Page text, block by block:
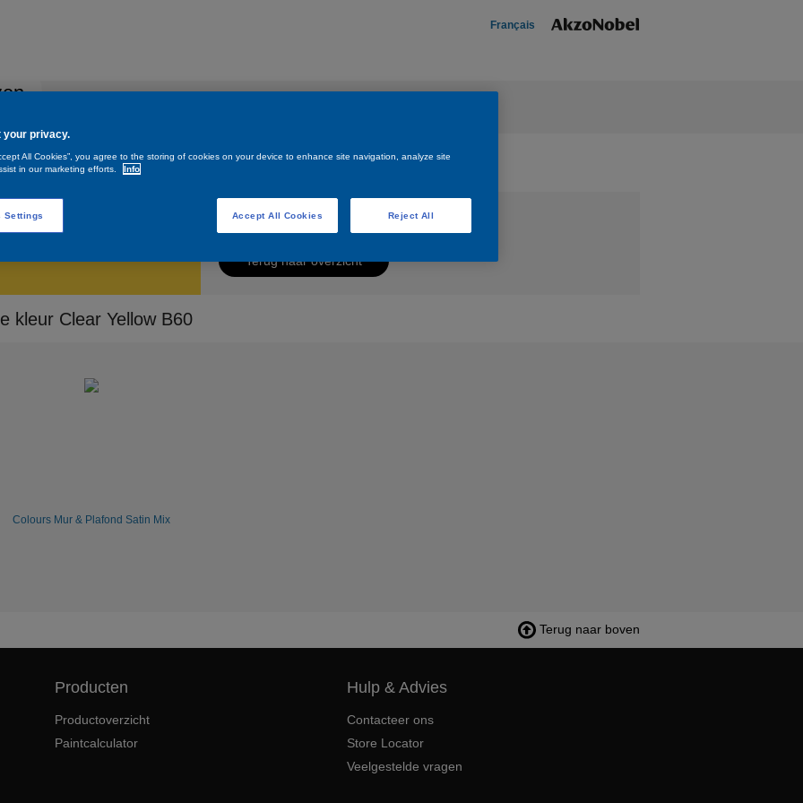
Français
Yellow B60
Clear Yellow B60
Terug naar overzicht
kleur Clear Yellow B60
Colours Mur & Plafond Satin Mix
Terug naar boven
Producten
Productoverzicht
Paintcalculator
Hulp & Advies
Contacteer ons
Store Locator
Veelgestelde vragen
your privacy.
All Cookies”, you agree to the storing of cookies on your device to enhance site navigation, analyze site
in our marketing efforts.
Info
Settings Reject All
Accept All Cookies